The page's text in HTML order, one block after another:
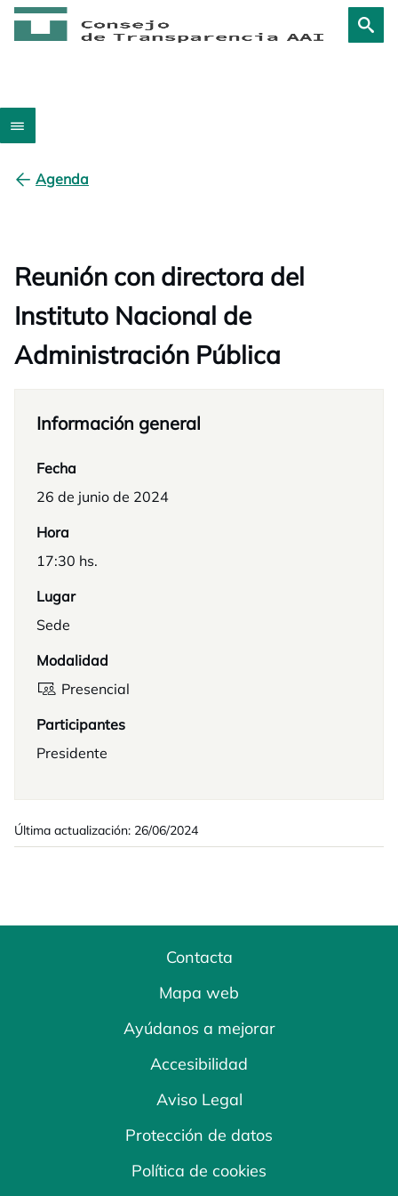
Agenda
Reunión con directora del
Instituto Nacional de
Administración Pública
Información general
Fecha
26 de junio de 2024
Hora
17:30 hs.
Lugar
Sede
Modalidad
Presencial
Participantes
Presidente
Última actualización: 26/06/2024
Contacta
Mapa web
Ayúdanos a mejorar
Accesibilidad
Aviso Legal
Protección de datos
Política de cookies